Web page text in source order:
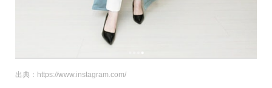
出典：https://www.instagram.com/